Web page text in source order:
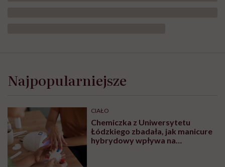
„Kocham
siebie
kiedykolwiek
do
tej
pory”
Najpopularniejsze
CIAŁO
Chemiczka z Uniwersytetu
Łódzkiego zbadała, jak manicure
hybrydowy wpływa na